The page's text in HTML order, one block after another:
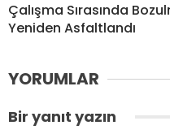
Çalışma Sırasında
Yeniden Asfaltlandı
YORUMLAR
Bir yanıt yazın